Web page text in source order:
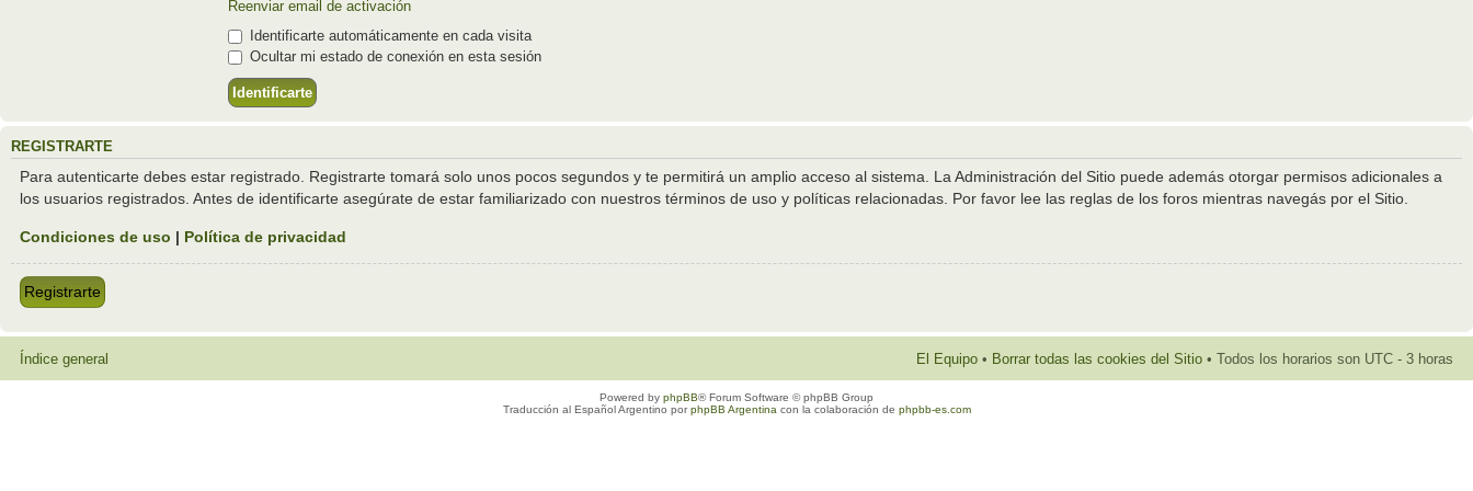
Reenviar email de activación
Identificarte automáticamente en cada visita
Ocultar mi estado de conexión en esta sesión
REGISTRARTE
Para autenticarte debes estar registrado. Registrarte tomará solo unos pocos segundos y te permitirá un amplio acceso al sistema. La Administración del Sitio puede además otorgar permisos adicionales a
los usuarios registrados. Antes de identificarte asegúrate de estar familiarizado con nuestros términos de uso y políticas relacionadas. Por favor lee las reglas de los foros mientras navegás por el Sitio.
Condiciones de uso | Política de privacidad
Registrarte
Índice general El Equipo • Borrar todas las cookies del Sitio • Todos los horarios son UTC - 3 horas
Powered by phpBB® Forum Software © phpBB Group
Traducción al Español Argentino porphpBB Argentinacon la colaboración de phpbb-es.com